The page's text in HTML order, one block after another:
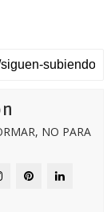
NO PARA